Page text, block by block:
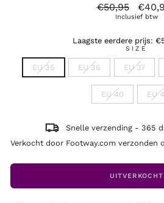
Oorspronkelijke
€50,95
Inclusief btw
Laagste eerdere prijs:
SIZE
EU 35 EU 36 EU 37
EU 40 EU
Snelle verzending - 365
Verkocht door Footway.com verzonden
UITVERKOCHT